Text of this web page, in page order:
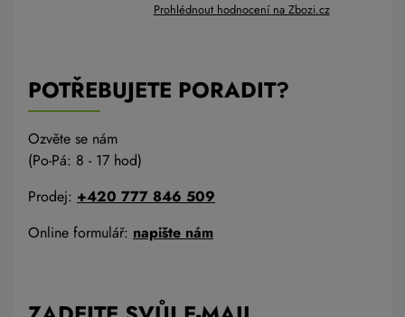
Prohlédnout hodnocení na Zbozi.cz
POTŘEBUJETE PORADIT?
Ozvěte se nám
(Po-Pá: 8 - 17 hod)
Prodej: +420 777 846 509
Online formulář: napište nám